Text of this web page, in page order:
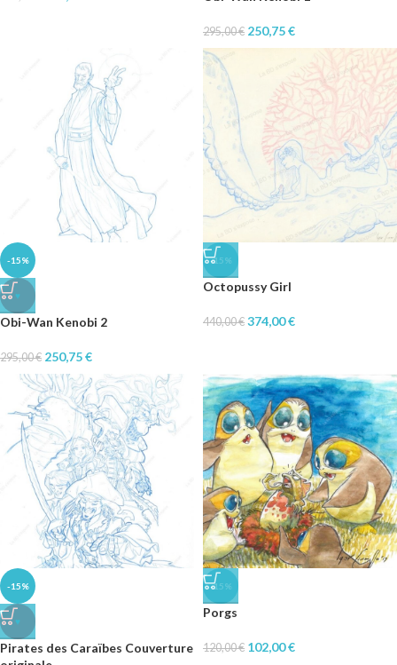
295,00€ 250,75€
-15%
♥
Obi-Wan Kenobi 2
295,00€ 250,75€
-15%
Octopussy Girl
440,00€ 374,00€
-15%
♥
Pirates des Caraïbes Couverture
-15%
Porgs
120,00€ 102,00€